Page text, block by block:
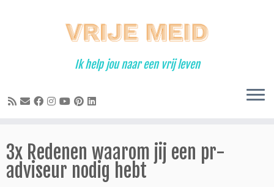
Ik help jou naar een vrij leven
3x Redenen waarom jij een pr-
adviseur nodig hebt